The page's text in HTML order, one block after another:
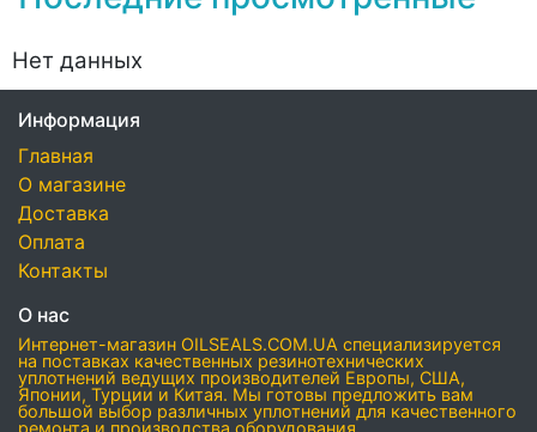
Нет данных
Информация
Главная
О магазине
Доставка
Оплата
Контакты
О нас
Интернет-магазин OILSEALS.COM.UA специализируется
на поставках качественных резинотехнических
уплотнений ведущих производителей Европы, США,
Японии, Турции и Китая. Мы готовы предложить вам
большой выбор различных уплотнений для качественного
ремонта и производства оборудования.